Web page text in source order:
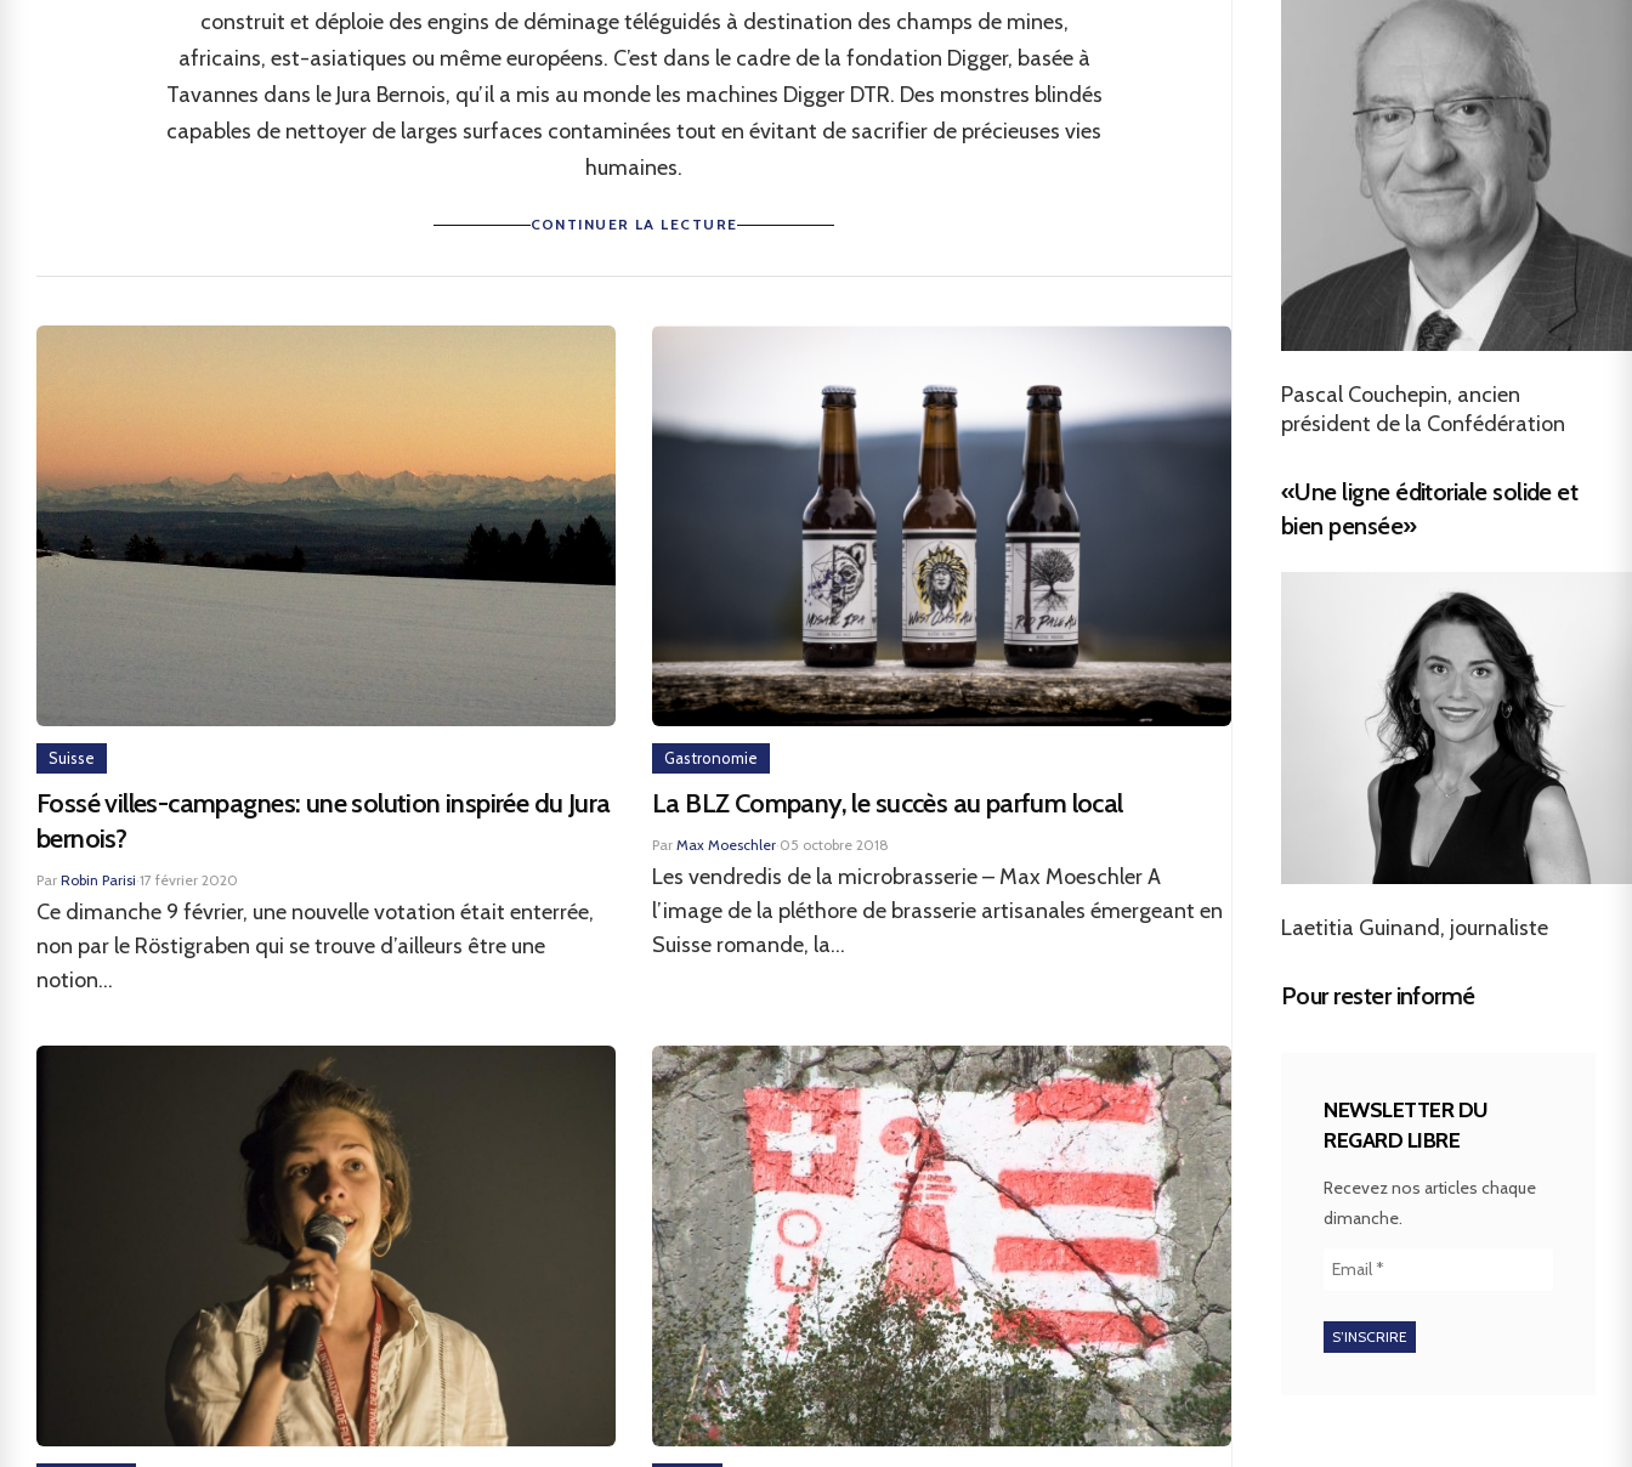
construit et déploie des engins de déminage téléguidés à destination des champs de mines,
africains, est-asiatiques ou même européens. C’est dans le cadre de la fondation Digger, basée à
Tavannes dans le Jura Bernois, qu’il a mis au monde les machines Digger DTR. Des monstres blindés
capables de nettoyer de larges surfaces contaminées tout en évitant de sacrifier de précieuses vies
humaines.
CONTINUER LA LECTURE
Suisse
Fossé villes-campagnes: une solution inspirée du Jura
bernois?
Par Robin Parisi·17 février 2020
Ce dimanche 9 février, une nouvelle votation était enterrée,
non par le Röstigraben qui se trouve d’ailleurs être une
notion...
Gastronomie
La BLZ Company, le succès au parfum local
Par Max Moeschler·05 octobre 2018
Les vendredis de la microbrasserie – Max Moeschler A
l’image de la pléthore de brasserie artisanales émergeant en
Suisse romande, la...
Pascal Couchepin, ancien
président de la Confédération
«Une ligne éditoriale solide et
bien pensée»
Laetitia Guinand, journaliste
Pour rester informé
NEWSLETTER DU
REGARD LIBRE
Recevez nos articles chaque
dimanche.